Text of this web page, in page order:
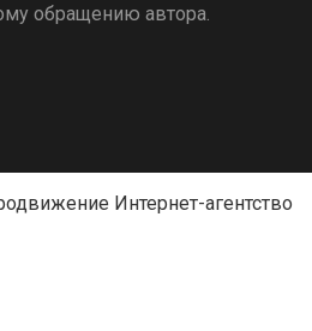
обращению автора.
Интернет-агентство